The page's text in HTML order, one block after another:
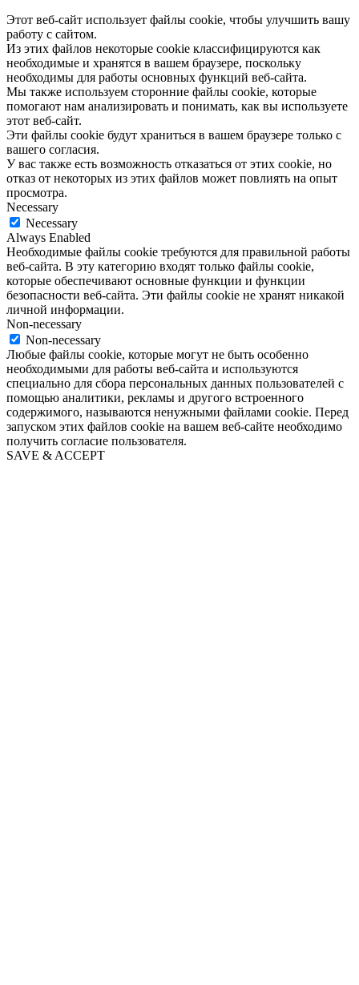
Этот веб-сайт использует файлы cookie, чтобы улучшить вашу
работу с сайтом.
Из этих файлов некоторые cookie классифицируются как
необходимые и хранятся в вашем браузере, поскольку
необходимы для работы основных функций веб-сайта.
Мы также используем сторонние файлы cookie, которые
помогают нам анализировать и понимать, как вы используете
этот веб-сайт.
Эти файлы cookie будут храниться в вашем браузере только с
вашего согласия.
У вас также есть возможность отказаться от этих cookie, но
отказ от некоторых из этих файлов может повлиять на опыт
просмотра.
Necessary
Necessary
Always Enabled
Необходимые файлы cookie требуются для правильной работы
веб-сайта. В эту категорию входят только файлы cookie,
которые обеспечивают основные функции и функции
безопасности веб-сайта. Эти файлы cookie не хранят никакой
личной информации.
Non-necessary
Non-necessary
Любые файлы cookie, которые могут не быть особенно
необходимыми для работы веб-сайта и используются
специально для сбора персональных данных пользователей с
помощью аналитики, рекламы и другого встроенного
содержимого, называются ненужными файлами cookie. Перед
запуском этих файлов cookie на вашем веб-сайте необходимо
получить согласие пользователя.
SAVE & ACCEPT